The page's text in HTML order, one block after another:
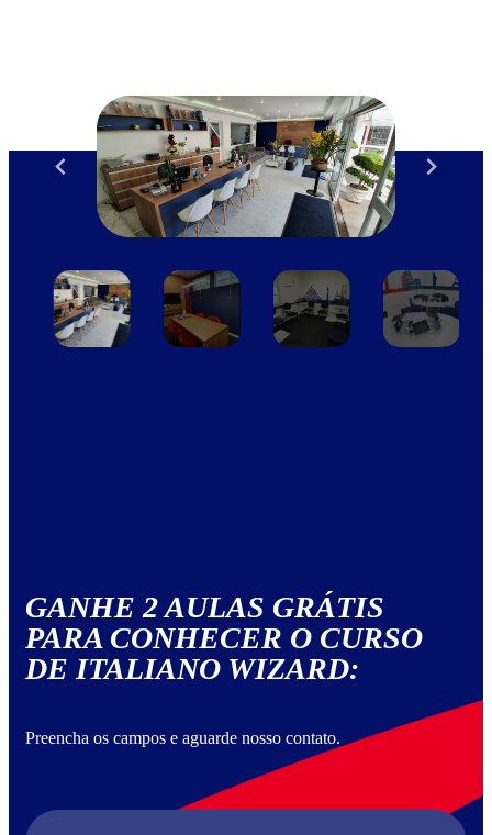
GANHE 2 AULAS GRÁTIS
PARA CONHECER O CURSO
DE ITALIANO WIZARD:
Preencha os campos e aguarde nosso contato.